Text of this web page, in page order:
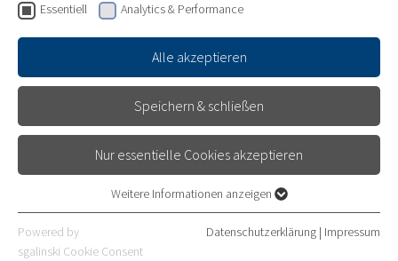
GEBURTSHILFE
Essentiell Analytics & Performance
Alle akzeptieren
Speichern & schließen
Nur essentielle Cookies akzeptieren
Essentielle Cookies werden für grundlegende Funktionen der
Webseite benötigt. Dadurch ist gewährleistet, dass die Webseite
Weitere Informationen anzeigen
Powered by
sgalinski Cookie Consent
Datenschutzerklärung | Impressum